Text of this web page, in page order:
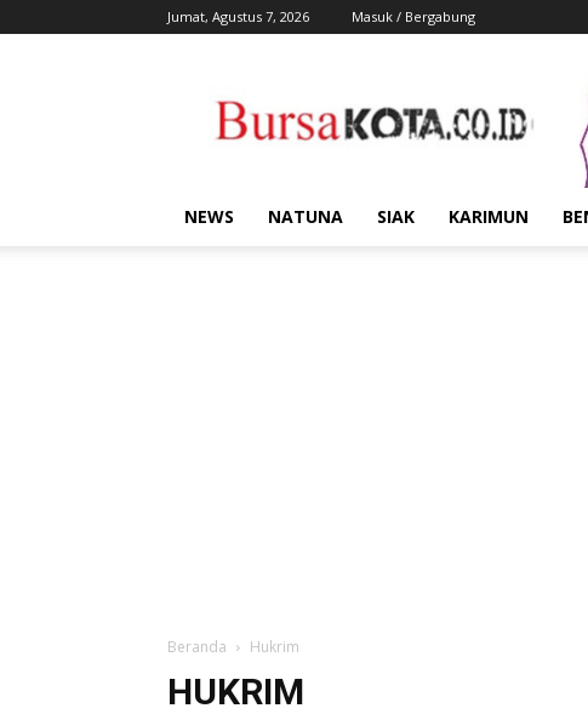
Jumat, Agustus 7, 2026 Masuk / Bergabung
Kota
NEWS NATUNA SIAK KARIMUN
Beranda Hukrim
HUKRIM